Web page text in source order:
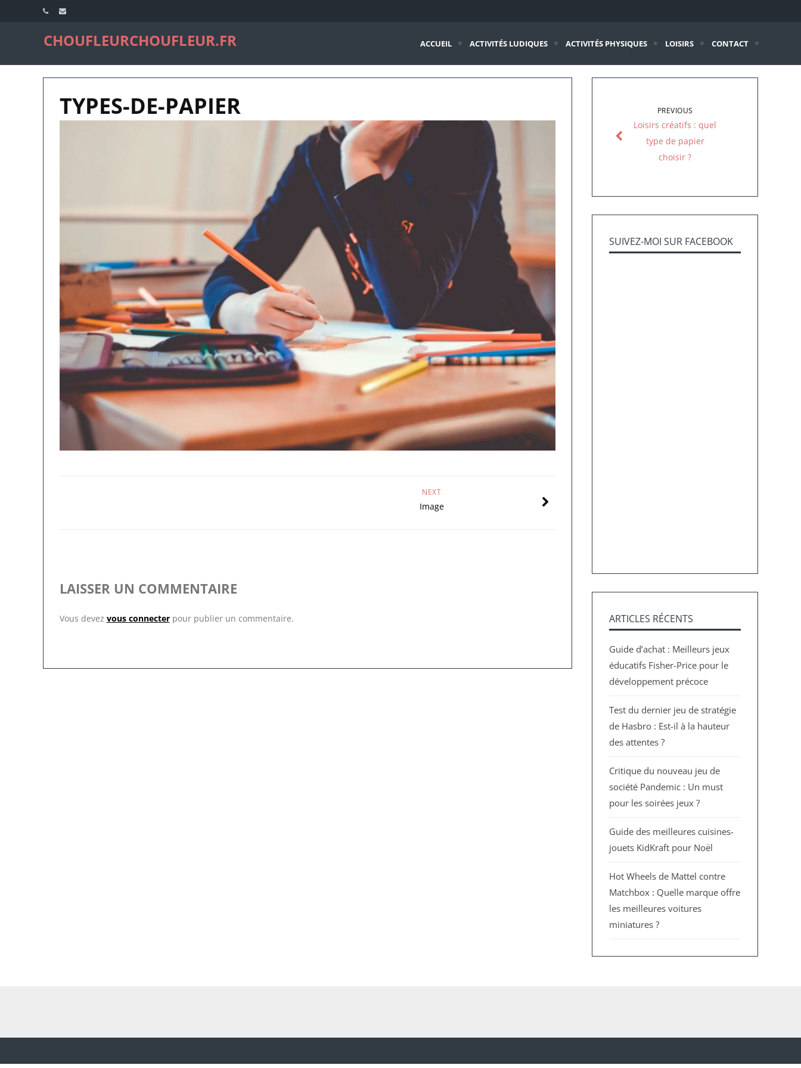
CHOUFLEURCHOUFLEUR.FR ACCUEIL ACTIVITÉS LUDIQUES ACTIVITÉS PHYSIQUES LOISIRS CONTACT
TYPES-DE-PAPIER
NEXT
Image
LAISSER UN COMMENTAIRE
Vous devez vous connecterpour publier un commentaire.
PREVIOUS
Loisirs créatifs : quel
type de papier
choisir ?
SUIVEZ-MOI SUR FACEBOOK
ARTICLES RÉCENTS
Guide d’achat : Meilleurs jeux
éducatifs Fisher-Price pour le
développement précoce
Test du dernier jeu de stratégie
de Hasbro : Est-il à la hauteur
des attentes ?
Critique du nouveau jeu de
société Pandemic : Un must
pour les soirées jeux ?
Guide des meilleures cuisines-
jouets KidKraft pour Noël
Hot Wheels de Mattel contre
Matchbox : Quelle marque offre
les meilleures voitures
miniatures ?